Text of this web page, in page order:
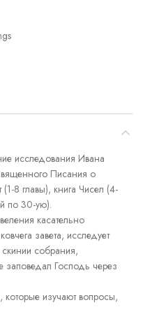
исследования Ивана
Писания о
8 главы), книга Чисел (4-
по 30-ую).
касательно
завета, исследует
собрания,
заповедал Господь через
которые изучают вопросы,